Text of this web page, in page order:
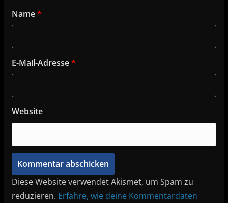
Name*
E-Mail-Adresse*
Website
Diese Website verwendet Akismet, um Spam zu
reduzieren. Erfahre, wie deine Kommentardaten